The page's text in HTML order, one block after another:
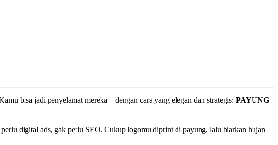
bisa jadi penyelamat mereka—dengan cara yang elegan dan strategis: PAYUNG
digital ads, gak perlu SEO. Cukup logomu diprint di payung, lalu biarkan hujan